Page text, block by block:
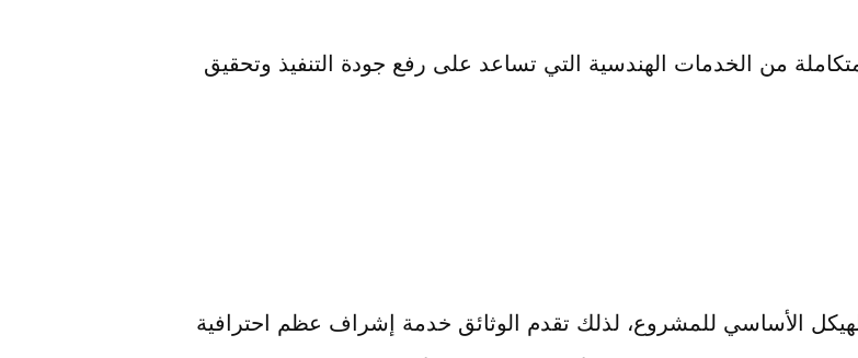
من الخدمات الهندسية التي تساعد على رفع جودة التنفيذ وتحقيق
الأساسي للمشروع، لذلك تقدم الوثائق خدمة إشراف عظم احترافية